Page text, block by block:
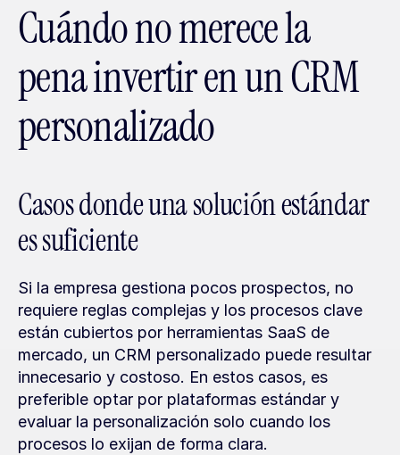
Cuándo no merece la
pena invertir en un CRM
personalizado
Casos donde una solución estándar
es suficiente
Si la empresa gestiona pocos prospectos, no
requiere reglas complejas y los procesos clave
están cubiertos por herramientas SaaS de
mercado, un CRM personalizado puede resultar
innecesario y costoso. En estos casos, es
preferible optar por plataformas estándar y
evaluar la personalización solo cuando los
procesos lo exijan de forma clara.